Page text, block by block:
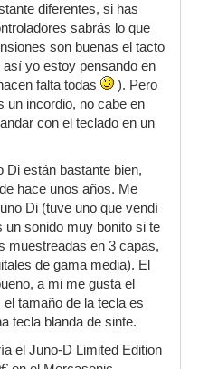
diferentes, si has
sabrás lo que
son buenas el tacto
así yo estoy pensando en
falta todas
). Pero
un incordio, no cabe en
con el teclado en un
Di están bastante bien,
hace unos años. Me
Di (tuve uno que vendí
sonido muy bonito si te
muestreadas en 3 capas,
de gama media). El
a mi me gusta el
tamaño de la tecla es
tecla blanda de sinte.
el Juno-D Limited Edition